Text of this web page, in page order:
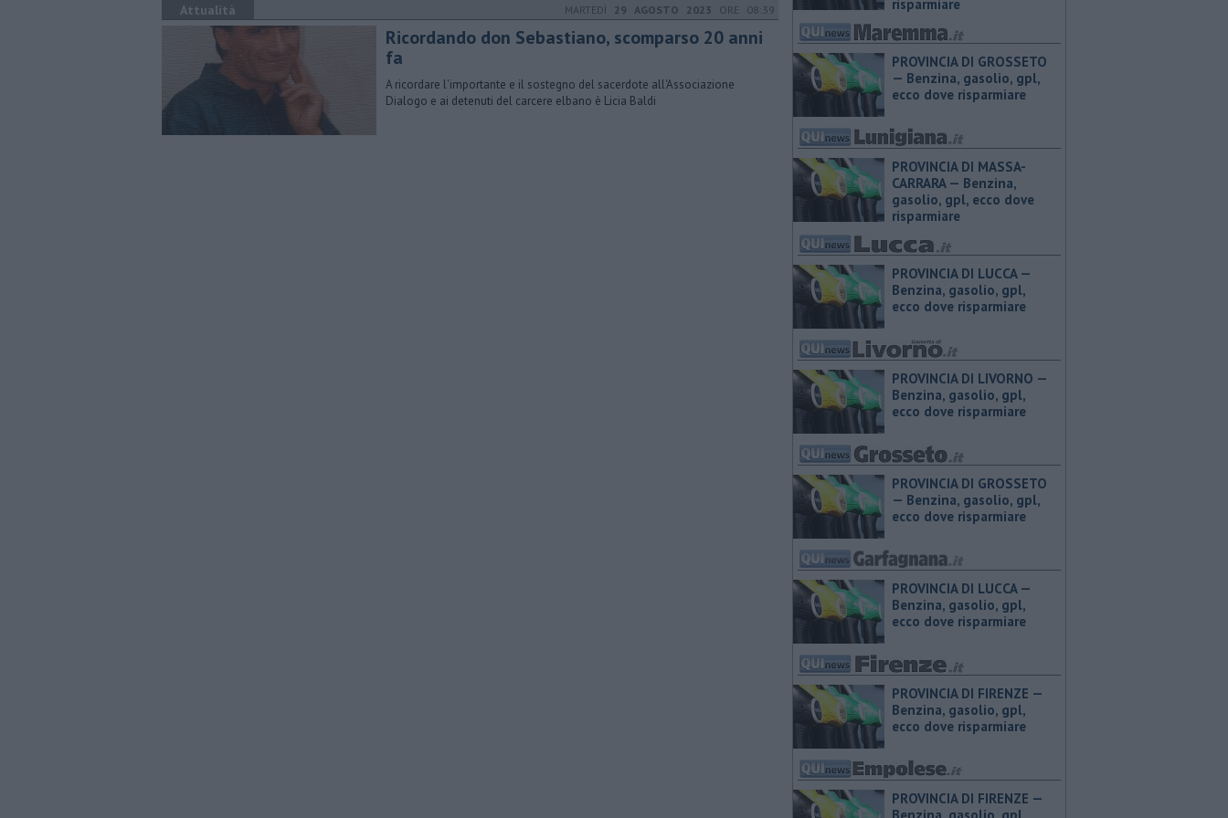
Attualità MARTEDÌ 29 AGOSTO 2023 ORE 08:39
Ricordando don Sebastiano, scomparso 20 anni
fa
A ricordare l'importante e il sostegno del sacerdote all'Associazione
Dialogo e ai detenuti del carcere elbano è Licia Baldi
risparmiare
PROVINCIA DI GROSSETO
— ​Benzina, gasolio, gpl,
ecco dove risparmiare
PROVINCIA DI MASSA-
CARRARA — ​Benzina,
gasolio, gpl, ecco dove
risparmiare
PROVINCIA DI LUCCA — ​
Benzina, gasolio, gpl,
ecco dove risparmiare
PROVINCIA DI LIVORNO — ​
Benzina, gasolio, gpl,
ecco dove risparmiare
PROVINCIA DI GROSSETO
— ​Benzina, gasolio, gpl,
ecco dove risparmiare
PROVINCIA DI LUCCA — ​
Benzina, gasolio, gpl,
ecco dove risparmiare
PROVINCIA DI FIRENZE — ​
Benzina, gasolio, gpl,
ecco dove risparmiare
PROVINCIA DI FIRENZE — ​
Benzina, gasolio, gpl,